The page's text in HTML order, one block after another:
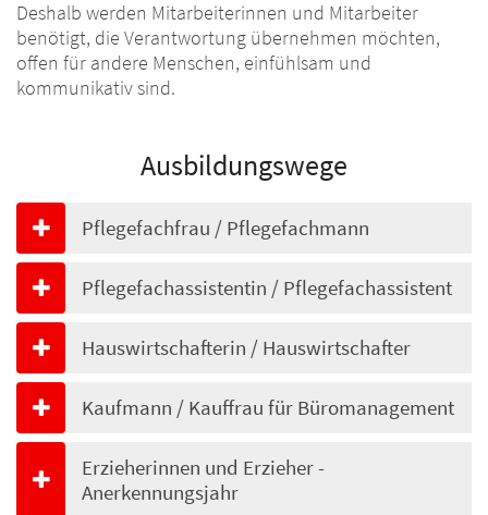
Deshalb werden Mitarbeiterinnen und Mitarbeiter
benötigt, die Verantwortung übernehmen möchten,
offen für andere Menschen, einfühlsam und
kommunikativ sind.
Ausbildungswege
Pflegefachfrau / Pflegefachmann
Pflegefachassistentin / Pflegefachassistent
Hauswirtschafterin / Hauswirtschafter
Kaufmann / Kauffrau für Büromanagement
Erzieherinnen und Erzieher -
Anerkennungsjahr